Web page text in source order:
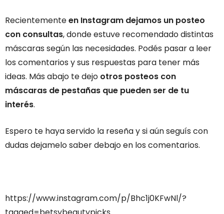
Recientementeen Instagram dejamos un posteo
con consultas, donde estuve recomendado distintas
máscaras según las necesidades. Podés pasar a leer
los comentarios y sus respuestas para tener más
ideas. Más abajo te dejo otros posteos con
máscaras de pestañas que pueden ser de tu
interés.
Espero te haya servido la reseña y si aún seguís con
dudas dejamelo saber debajo en los comentarios.
https://www.instagram.com/p/Bhc1j0KFwNl/?